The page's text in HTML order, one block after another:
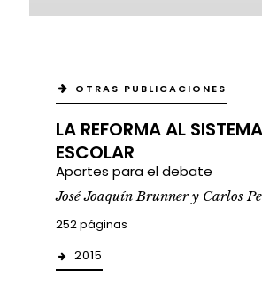
OTRAS PUBLICACIONES
LA REFORMA AL SISTEMA
ESCOLAR
Aportes para el debate
José Joaquín Brunner y Carlos
252 páginas
2015